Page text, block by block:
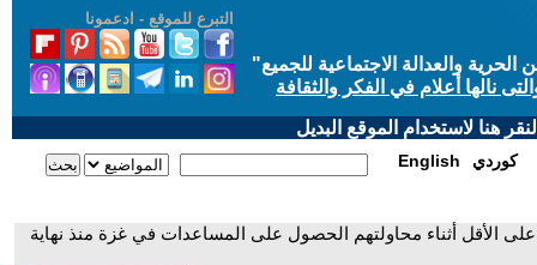
التبرع للموقع - ادعمونا
والعدالة الاجتماعية للجميع"
نالها أعلام في الفكر والثقافة
هنا لاستخدام الموقع البديل
English كوردي
مقتل 798 شخصا على الأقل أثناء محاولتهم الحصول على المساعدات في غزة منذ نهاية